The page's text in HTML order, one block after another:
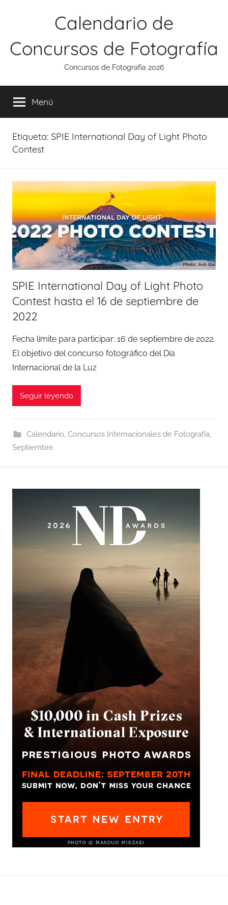
Calendario de
Concursos de Fotografía
Concursos de Fotografía 2026
Menú
Etiqueta: SPIE International Day of Light Photo
Contest
SPIE International Day of Light Photo
Contest hasta el 16 de septiembre de
2022
Fecha límite para participar: 16 de septiembre de 2022.
El objetivo del concurso fotográfico del Día
Internacional de la Luz
Seguir leyendo
Calendario, Concursos Internacionales de Fotografía,
Septiembre